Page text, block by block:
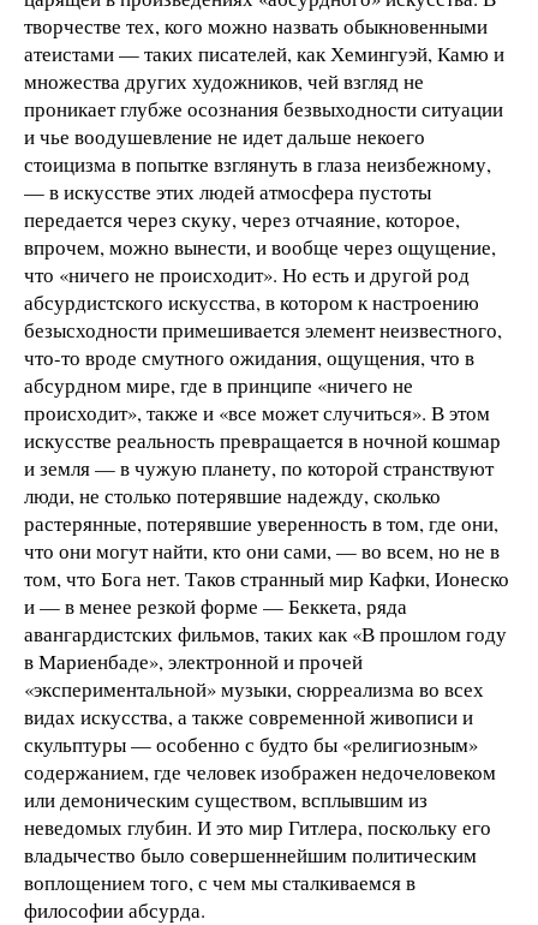
творчестве тех, кого можно назвать обыкновенными
атеистами — таких писателей, как Хемингуэй, Камю и
множества других художников, чей взгляд не
проникает глубже осознания безвыходности ситуации
и чье воодушевление не идет дальше некоего
стоицизма в попытке взглянуть в глаза неизбежному,
— в искусстве этих людей атмосфера пустоты
передается через скуку, через отчаяние, которое,
впрочем, можно вынести, и вообще через ощущение,
что «ничего не происходит». Но есть и другой род
абсурдистского искусства, в котором к настроению
безысходности примешивается элемент неизвестного,
что-то вроде смутного ожидания, ощущения, что в
абсурдном мире, где в принципе «ничего не
происходит», также и «все может случиться». В этом
искусстве реальность превращается в ночной кошмар
и земля — в чужую планету, по которой странствуют
люди, не столько потерявшие надежду, сколько
растерянные, потерявшие уверенность в том, где они,
что они могут найти, кто они сами, — во всем, но не в
том, что Бога нет. Таков странный мир Кафки, Ионеско
и — в менее резкой форме — Беккета, ряда
авангардистских фильмов, таких как «В прошлом году
в Мариенбаде», электронной и прочей
«экспериментальной» музыки, сюрреализма во всех
видах искусства, а также современной живописи и
скульптуры — особенно с будто бы «религиозным»
содержанием, где человек изображен недочеловеком
или демоническим существом, всплывшим из
неведомых глубин. И это мир Гитлера, поскольку его
владычество было совершеннейшим политическим
воплощением того, с чем мы сталкиваемся в
философии абсурда.